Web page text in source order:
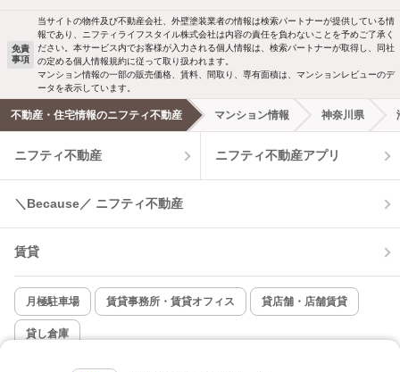
免責
事項
当サイトの物件及び不動産会社、外壁塗装業者の情報は検索パートナーが提供している情
報であり、ニフティライフスタイル株式会社は内容の責任を負わないことを予めご了承く
ださい。本サービス内でお客様が入力される個人情報は、検索パートナーが取得し、同社
の定める個人情報規約に従って取り扱われます。
マンション情報の一部の販売価格、賃料、間取り、専有面積は、マンションレビューのデ
ータを表示しています。
不動産・住宅情報のニフティ不動産 マンション情報 神奈川県
ニフティ不動産 ニフティ不動産アプリ
＼Because／ ニフティ不動産
賃貸
月極駐車場 賃貸事務所・賃貸オフィス 貸店舗・店舗賃貸
貸し倉庫